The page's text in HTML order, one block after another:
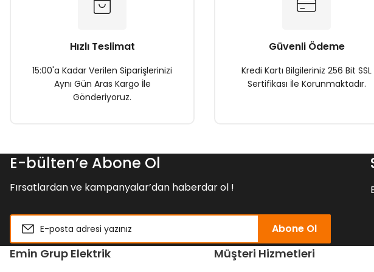
Ürün fiyatı diğer sitelerden daha pahalı.
Hızlı Teslimat
15:00'a Kadar Verilen Siparişlerinizi
Aynı Gün Aras Kargo İle
Gönderiyoruz.
Güvenli Ödeme
Kredi Kartı Bilgileriniz 256 Bit SSL
Sertifikası İle Korunmaktadır.
E-bülten’e Abone Ol
Fırsatlardan ve kampanyalar’dan haberdar ol !
Abone Ol
Emin Grup Elektrik Müşteri Hizmetleri